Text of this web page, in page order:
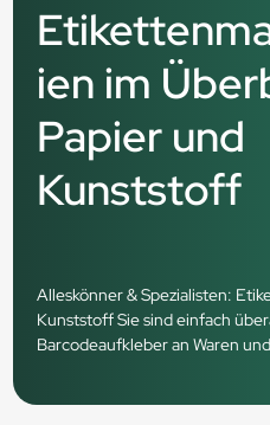
ien im
Papier und
Kunststoff
Alleskönner & Spezialisten:
Kunststoff Sie sind einfach
Barcodeaufkleber an Waren